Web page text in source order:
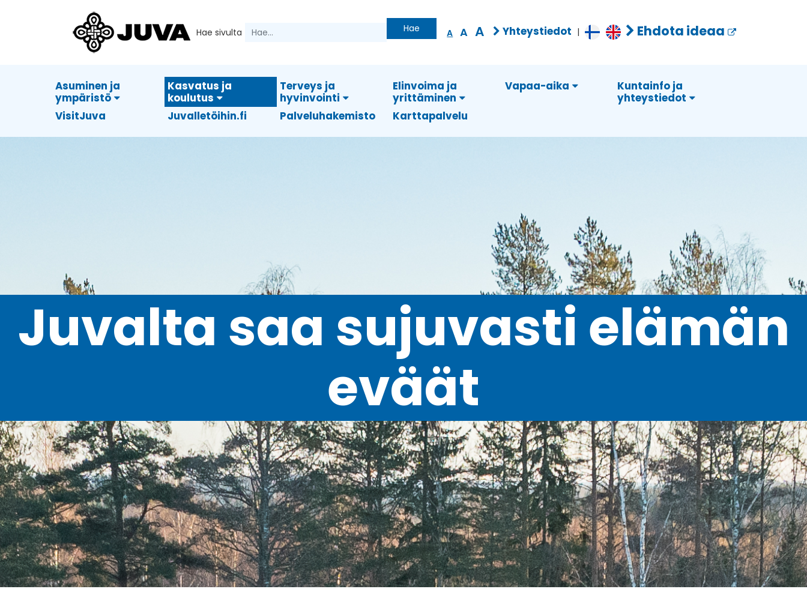
Hae sivulta Hae A A A Yhteystiedot | Ehdota ideaa
Asuminen ja
ympäristö
Kasvatus ja
koulutus
Terveys ja
hyvinvointi
Elinvoima ja
yrittäminen
Vapaa-aika
Kuntainfo ja
yhteystiedot
VisitJuva
Juvalletöihin.fi Palveluhakemisto Karttapalvelu
Juvalta saa sujuvasti elämän
eväät